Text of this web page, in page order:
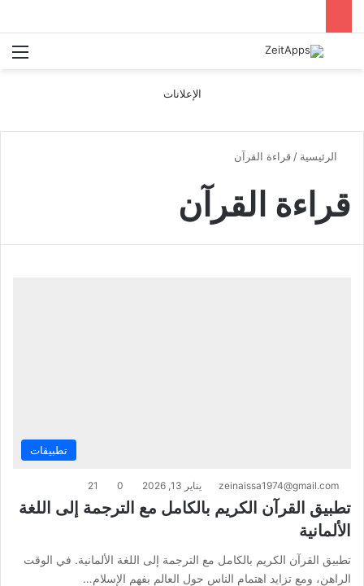
بحث عن
الإعلانات
الرئيسية / قراءة القرآن
قراءة القرآن
تطبيقات
zeinaissa1974@gmail.com يناير 13, 2026 0
21
تطبيق القرآن الكريم بالكامل مع الترجمة إلى اللغة
الألمانية
تطبيق القرآن الكريم بالكامل مع الترجمة إلى اللغة الألمانية. في الوقت
الراهن، ومع تزايد اهتمام الناس حول العالم بفهم الإسلام…